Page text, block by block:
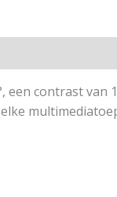
contrast